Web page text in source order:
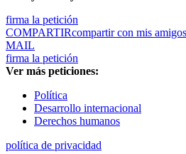
firma la petición
COMPARTIRcompartir con mis
MAIL
firma la petición
Ver más peticiones:
Política
Desarrollo internacional
Derechos humanos
política de privacidad